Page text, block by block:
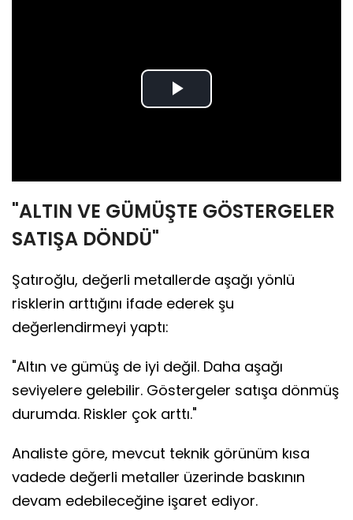
Play
"ALTIN VE GÜMÜŞTE GÖSTERGELER
SATIŞA DÖNDÜ"
Şatıroğlu, değerli metallerde aşağı yönlü
risklerin arttığını ifade ederek şu
değerlendirmeyi yaptı:
"Altın ve gümüş de iyi değil. Daha aşağı
seviyelere gelebilir. Göstergeler satışa dönmüş
durumda. Riskler çok arttı."
Analiste göre, mevcut teknik görünüm kısa
vadede değerli metaller üzerinde baskının
devam edebileceğine işaret ediyor.